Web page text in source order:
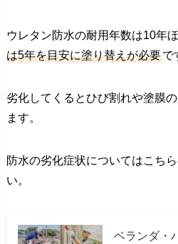
ウレタン防水の耐用年数は10年ほ
は5年を目安に塗り替えが必要で
劣化してくるとひび割れや塗膜
ます。
防水の劣化症状についてはこち
い。
ベランダ・